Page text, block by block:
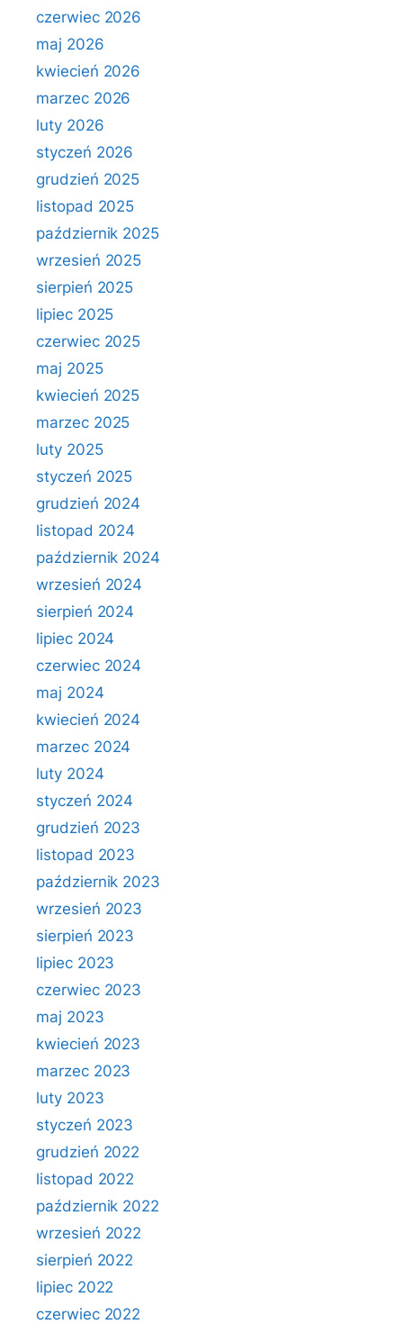
czerwiec 2026
maj 2026
kwiecień 2026
marzec 2026
luty 2026
styczeń 2026
grudzień 2025
listopad 2025
październik 2025
wrzesień 2025
sierpień 2025
lipiec 2025
czerwiec 2025
maj 2025
kwiecień 2025
marzec 2025
luty 2025
styczeń 2025
grudzień 2024
listopad 2024
październik 2024
wrzesień 2024
sierpień 2024
lipiec 2024
czerwiec 2024
maj 2024
kwiecień 2024
marzec 2024
luty 2024
styczeń 2024
grudzień 2023
listopad 2023
październik 2023
wrzesień 2023
sierpień 2023
lipiec 2023
czerwiec 2023
maj 2023
kwiecień 2023
marzec 2023
luty 2023
styczeń 2023
grudzień 2022
listopad 2022
październik 2022
wrzesień 2022
sierpień 2022
lipiec 2022
czerwiec 2022